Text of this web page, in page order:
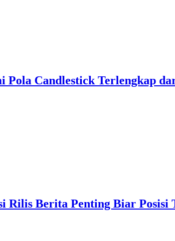
Pola Candlestick Terlengkap
Rilis Berita Penting Biar Posisi